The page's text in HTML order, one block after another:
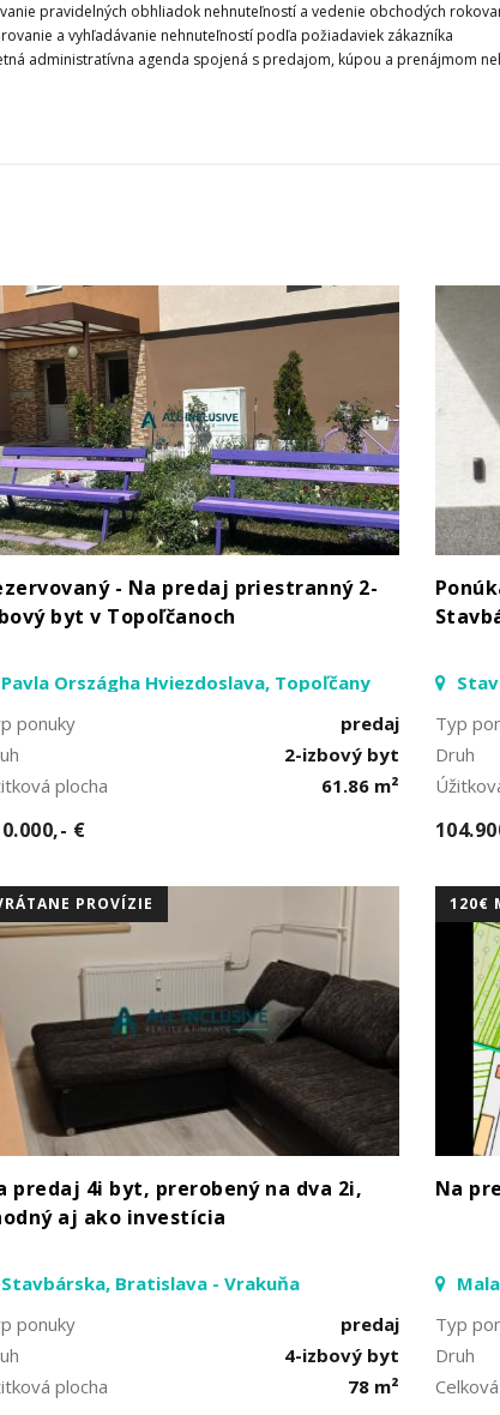
pravidelných obhliadok nehnuteľností a vedenie obchodých
a vyhľadávanie nehnuteľností podľa požiadaviek zákazníka
administratívna agenda spojená s predajom, kúpou a prenájmom
- Na predaj priestranný 2-
byt v Topoľčanoch
Pavla Országha Hviezdoslava, Topoľčany
ponuky
predaj
2-izbový byt
plocha
61.86 m²
€
Typ
Druh
PROVÍZIE
predaj 4i byt, prerobený na dva 2i,
aj ako investícia
Stavbárska, Bratislava - Vrakuňa
ponuky
predaj
4-izbový byt
plocha
78 m²
120€
Na
Typ
Druh